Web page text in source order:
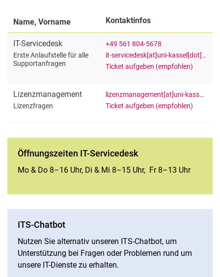
Name, Vorname Kontaktinfos
IT-Servicedesk
Erste Anlaufstelle für alle
Supportanfragen
+49 561 804-5678
it-servicedesk[at]uni-kassel[dot]de
Ticket aufgeben (empfohlen)
Lizenzmanagement
Lizenzfragen
lizenzmanagement[at]uni-kassel[dot]de
Ticket aufgeben (empfohlen)
Öffnungszeiten IT-Servicedesk
Mo & Do 8–16 Uhr, Di & Mi 8–15 Uhr, Fr 8–13 Uhr
ITS-Chatbot
Nutzen Sie alternativ unseren ITS-Chatbot, um
Unterstützung bei Fragen oder Problemen rund um
unsere IT-Dienste zu erhalten.